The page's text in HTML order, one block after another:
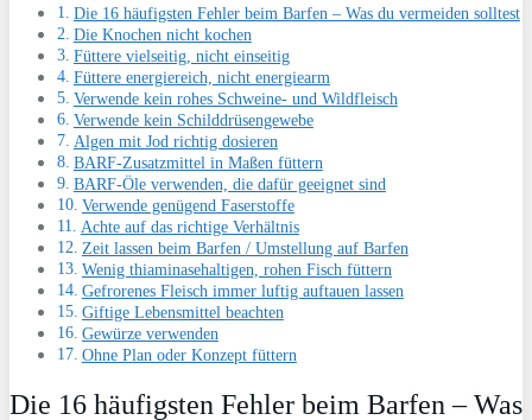
Die 16 häufigsten Fehler beim Barfen – Was du vermeiden solltest
Die Knochen nicht kochen
Füttere vielseitig, nicht einseitig
Füttere energiereich, nicht energiearm
Verwende kein rohes Schweine- und Wildfleisch
Verwende kein Schilddrüsengewebe
Algen mit Jod richtig dosieren
BARF-Zusatzmittel in Maßen füttern
BARF-Öle verwenden, die dafür geeignet sind
Verwende genügend Faserstoffe
Achte auf das richtige Verhältnis
Zeit lassen beim Barfen / Umstellung auf Barfen
Wenig thiaminasehaltigen, rohen Fisch füttern
Gefrorenes Fleisch immer luftig auftauen lassen
Giftige Lebensmittel beachten
Gewürze verwenden
Ohne Plan oder Konzept füttern
Die 16 häufigsten Fehler beim Barfen – Was